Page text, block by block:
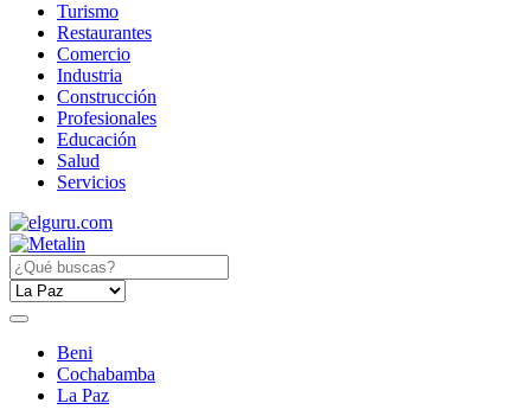
Turismo
Restaurantes
Comercio
Industria
Construcción
Profesionales
Educación
Salud
Servicios
Beni
Cochabamba
La Paz